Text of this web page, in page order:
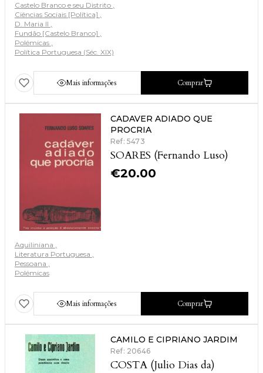
Castelo Branco e seu Distrito
Ciências Sociais [Política]
D. Maria II
Fundão [Castelo Branco]
Polémicas
Política Portuguesa (Séc. XIX)
Mais informações Comprar
CADAVER ADIADO QUE
PROCRIA
Ref: 5473
SOARES (Fernando Luso)
€20.00
Aquiliniana
Literatura Portuguesa
Pessoana
Polémicas
Mais informações Comprar
CAMILO E CIPRIANO JARDIM
Ref: 20646
COSTA (Julio Dias da)